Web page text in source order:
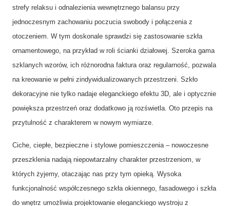
strefy relaksu i odnalezienia wewnętrznego balansu przy
jednoczesnym zachowaniu poczucia swobody i połączenia z
otoczeniem. W tym doskonale sprawdzi się zastosowanie szkła
ornamentowego, na przykład w roli ścianki działowej. Szeroka gama
szklanych wzorów, ich różnorodna faktura oraz regularność, pozwala
na kreowanie w pełni zindywidualizowanych przestrzeni. Szkło
dekoracyjne nie tylko nadaje eleganckiego efektu 3D, ale i optycznie
powiększa przestrzeń oraz dodatkowo ją rozświetla. Oto przepis na
przytulność z charakterem w nowym wymiarze.
Ciche, ciepłe, bezpieczne i stylowe pomieszczenia – nowoczesne
przeszklenia nadają niepowtarzalny charakter przestrzeniom, w
których żyjemy, otaczając nas przy tym opieką. Wysoka
funkcjonalność współczesnego szkła okiennego, fasadowego i szkła
do wnętrz umożliwia projektowanie eleganckiego wystroju z